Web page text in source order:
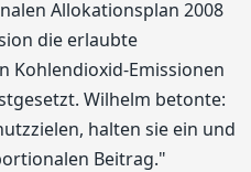
Allokationsplan 2008
die erlaubte
Kohlendioxid-Emissionen
Wilhelm betonte:
halten sie ein und
Beitrag."